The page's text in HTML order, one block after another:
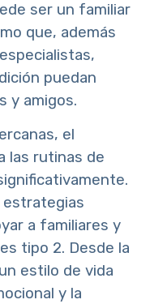
ser un familiar
que, además
puedan
y amigos.
el
las rutinas de
estrategias
a familiares y
tipo 2. Desde la
estilo de vida
y la